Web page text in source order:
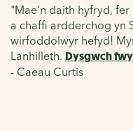
"Mae'n daith hyfryd,
a chaffi ardderchog yn
wirfoddolwyr hefyd!
Lanhilleth. Dysgwch
- Caeau Curtis